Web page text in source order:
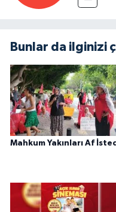
Bunlar da ilginizi
Mahkum Yakınları Af